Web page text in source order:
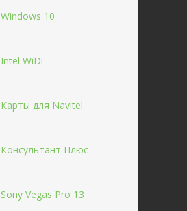
Windows 10
Intel WiDi
Карты для Navitel
Консультант Плюс
Sony Vegas Pro 13